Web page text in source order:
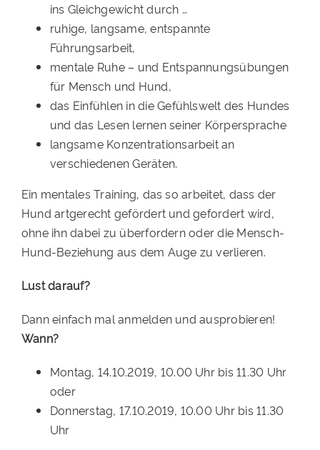
ins Gleichgewicht durch …
ruhige, langsame, entspannte
Führungsarbeit,
mentale Ruhe – und Entspannungsübungen
für Mensch und Hund,
das Einfühlen in die Gefühlswelt des Hundes
und das Lesen lernen seiner Körpersprache
langsame Konzentrationsarbeit an
verschiedenen Geräten.
Ein mentales Training, das so arbeitet, dass der
Hund artgerecht gefördert und gefordert wird,
ohne ihn dabei zu überfordern oder die Mensch-
Hund-Beziehung aus dem Auge zu verlieren.
Lust darauf?
Dann einfach mal anmelden und ausprobieren!
Wann?
Montag, 14.10.2019, 10.00 Uhr bis 11.30 Uhr
oder
Donnerstag, 17.10.2019, 10.00 Uhr bis 11.30
Uhr